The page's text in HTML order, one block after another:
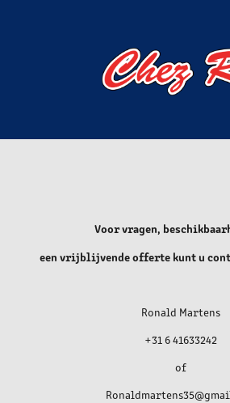
Voor vragen,
een vrijblijvende offerte kunt u
Ronald Martens
+31 6 41633242
of